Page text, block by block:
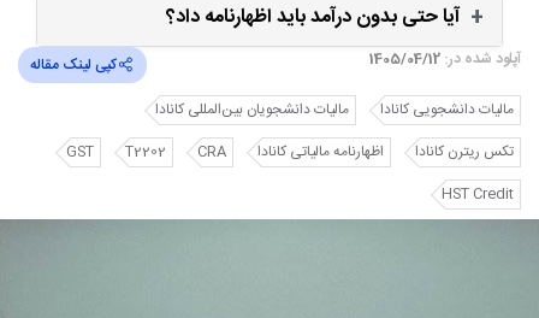
آیا حتی بدون درآمد باید اظهارنامه داد؟
آپلود شده در: 1405/04/12
کپی لینک مقاله
مالیات دانشجویی کانادا
مالیات دانشجویان بین‌المللی کانادا
تکس ریترن کانادا
اظهارنامه مالیاتی کانادا CRA
T2202
GST
HST Credit